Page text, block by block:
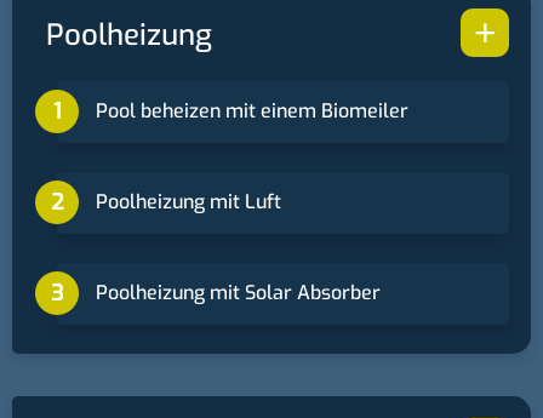
+
Poolheizung
Pool beheizen mit einem Biomeiler
Poolheizung mit Luft
Poolheizung mit Solar Absorber